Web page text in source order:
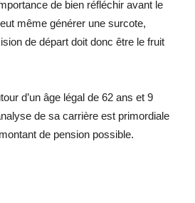
de bien réfléchir avant le
même générer une surcote,
de départ doit donc être le fruit
d’un âge légal de 62 ans et 9
de sa carrière est primordiale
de pension possible.